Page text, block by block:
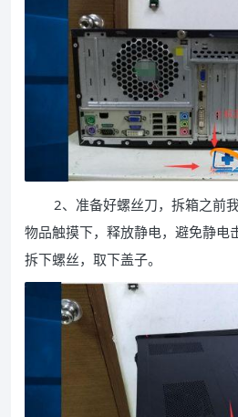
2、准备好螺丝刀，拆箱之前
物品触摸下，释放静电，避免静电
拆下螺丝，取下盖子。